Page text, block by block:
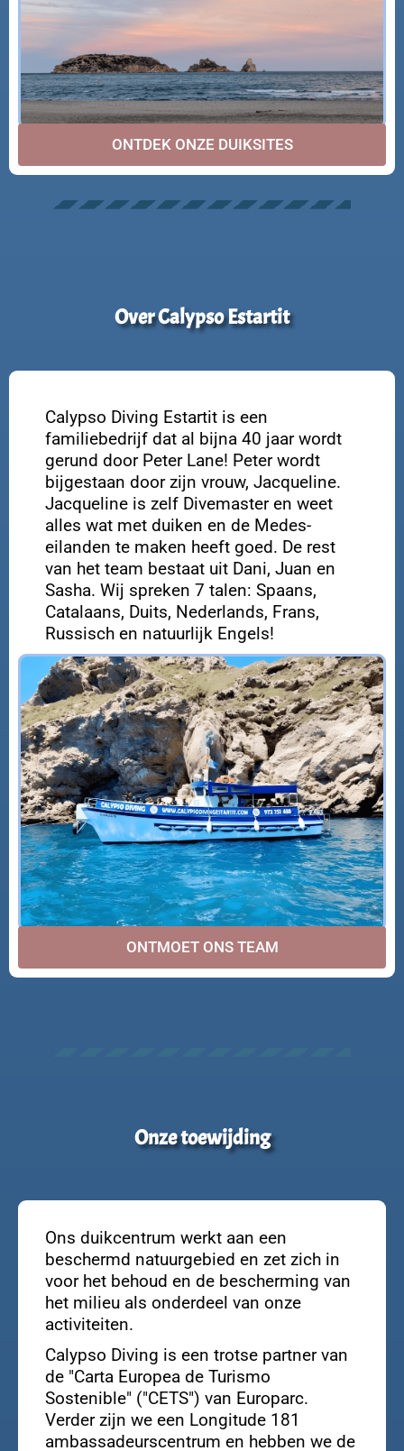
ONTDEK ONZE DUIKSITES
Over Calypso Estartit
Calypso Diving Estartit is een
familiebedrijf dat al bijna 40 jaar wordt
gerund door Peter Lane! Peter wordt
bijgestaan door zijn vrouw, Jacqueline.
Jacqueline is zelf Divemaster en weet
alles wat met duiken en de Medes-
eilanden te maken heeft goed. De rest
van het team bestaat uit Dani, Juan en
Sasha. Wij spreken 7 talen: Spaans,
Catalaans, Duits, Nederlands, Frans,
Russisch en natuurlijk Engels!
ONTMOET ONS TEAM
Onze toewijding
Ons duikcentrum werkt aan een
beschermd natuurgebied en zet zich in
voor het behoud en de bescherming van
het milieu als onderdeel van onze
activiteiten.
Calypso Diving is een trotse partner van
de "Carta Europea de Turismo
Sostenible" ("CETS") van Europarc.
Verder zijn we een Longitude 181
ambassadeurscentrum en hebben we de